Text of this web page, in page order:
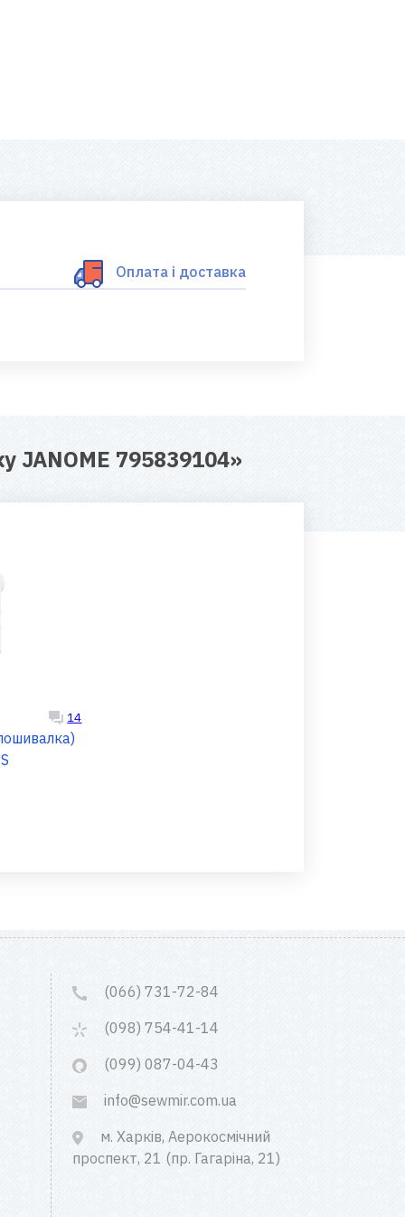
Оплата і доставка
JANOME 795839104»
14
(066) 731-72-84
(098) 754-41-14
(099) 087-04-43
info@sewmir.com.ua
м. Харків, Аерокосмічний
проспект, 21 (пр. Гагаріна, 21)